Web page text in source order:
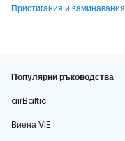
Пристигания и заминавания
Популярни ръководства
airBaltic
Виена VIE